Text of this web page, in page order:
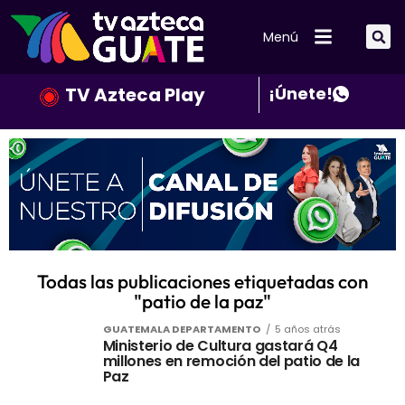
Menú
TV Azteca Play ¡Únete!
Todas las publicaciones etiquetadas con
"patio de la paz"
GUATEMALA DEPARTAMENTO 5 años atrás
Ministerio de Cultura gastará Q4
millones en remoción del patio de la
Paz